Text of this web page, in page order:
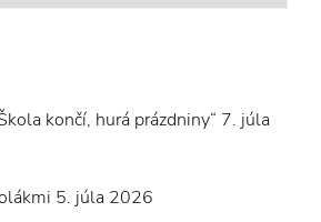
končí, hurá prázdniny“ 7. júla
5. júla 2026